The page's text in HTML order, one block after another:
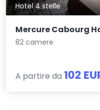
Hotel 4 stelle
Mercure Cabourg
82 camere
A partire da 102